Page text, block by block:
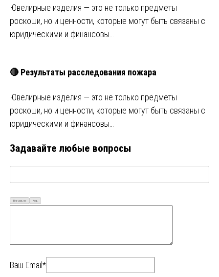
Ювелирные изделия — это не только предметы
роскоши, но и ценности, которые могут быть связаны с
юридическими и финансовы…
🔴 Результаты расследования пожара
Ювелирные изделия — это не только предметы
роскоши, но и ценности, которые могут быть связаны с
юридическими и финансовы…
Задавайте любые вопросы
Визуально Код
Ваш Email*